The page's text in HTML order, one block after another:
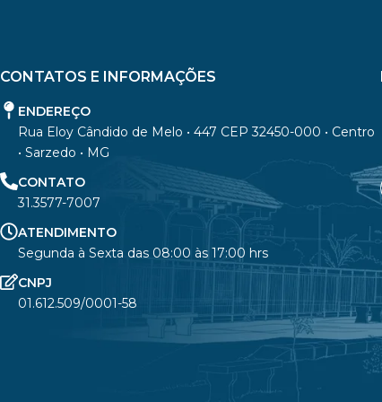
CONTATOS E INFORMAÇÕES
ENDEREÇO
Rua Eloy Cândido de Melo • 447 CEP 32450-000 • Centro
• Sarzedo • MG
CONTATO
31.3577-7007
ATENDIMENTO
Segunda à Sexta das 08:00 às 17:00 hrs
CNPJ
01.612.509/0001-58